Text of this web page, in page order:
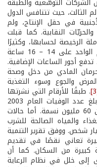
الثالث، حيث تتنافس الدول
في حقل الإنتاج، ولم
النقابية. كما قبلت
الرخيصة لحسابها، وكثيرًا
ما كانت تزيد ساعات العمل في اليوم الواحد على 14 – 16 ساعة
أجور الساعات الإضافية.
المادي من دخل وصحة
والجوع وسوء التغذية
. طبقًا للأرقام التي نشرتها
المنظّمات المتخصِّصة للأمم المتحدة، بلغ عدد الوفيات العام 2003
نتيجة الفقر في الدول النامية أكثر من 60 مليون نسمة. أما حالات
والمياه الصالحة للشرب
شخص. ووفق تقرير التنمية
الدول الفقيرة تعاني نقصًا في تقديم
كبيرة من السكان. كما أن
إلى خلل في نظام الرعاية